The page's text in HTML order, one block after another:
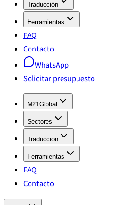
Traducción
Herramientas
FAQ
Contacto
WhatsApp
Solicitar presupuesto
M21Global
Sectores
Traducción
Herramientas
FAQ
Contacto